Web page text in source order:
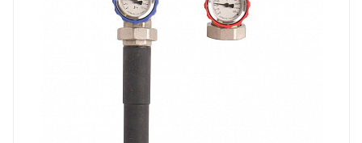
Диаметр подключения